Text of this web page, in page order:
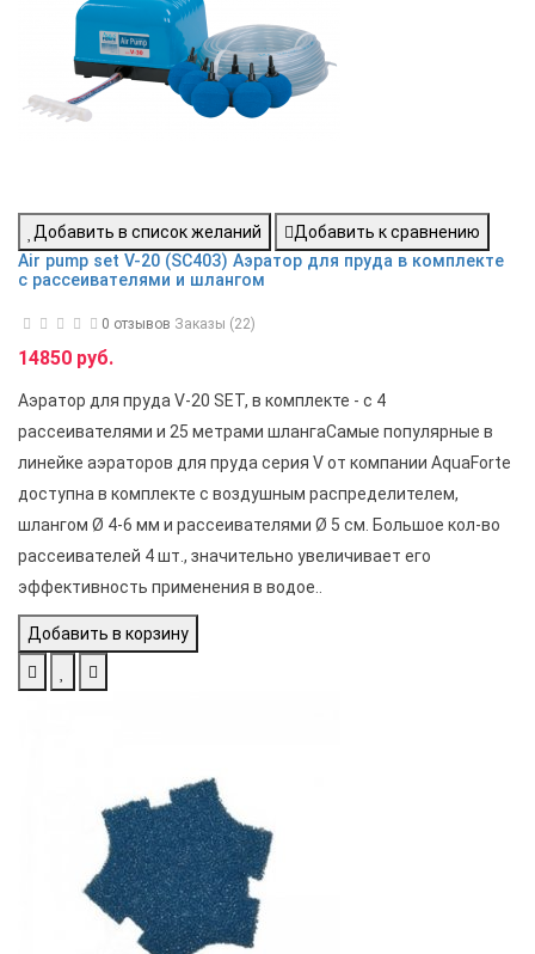
Добавить в список желаний
Добавить к сравнению
Air pump set V-20 (SC403) Аэратор для пруда в комплекте
с рассеивателями и шлангом
0 отзывов Заказы (22)
14850 руб.
Аэратор для пруда V-20 SET, в комплекте - с 4
рассеивателями и 25 метрами шлангаСамые популярные в
линейке аэраторов для пруда серия V от компании AquaForte
доступна в комплекте с воздушным распределителем,
шлангом Ø 4-6 мм и рассеивателями Ø 5 см. Большое кол-во
рассеивателей 4 шт., значительно увеличивает его
эффективность применения в водое..
Добавить в корзину